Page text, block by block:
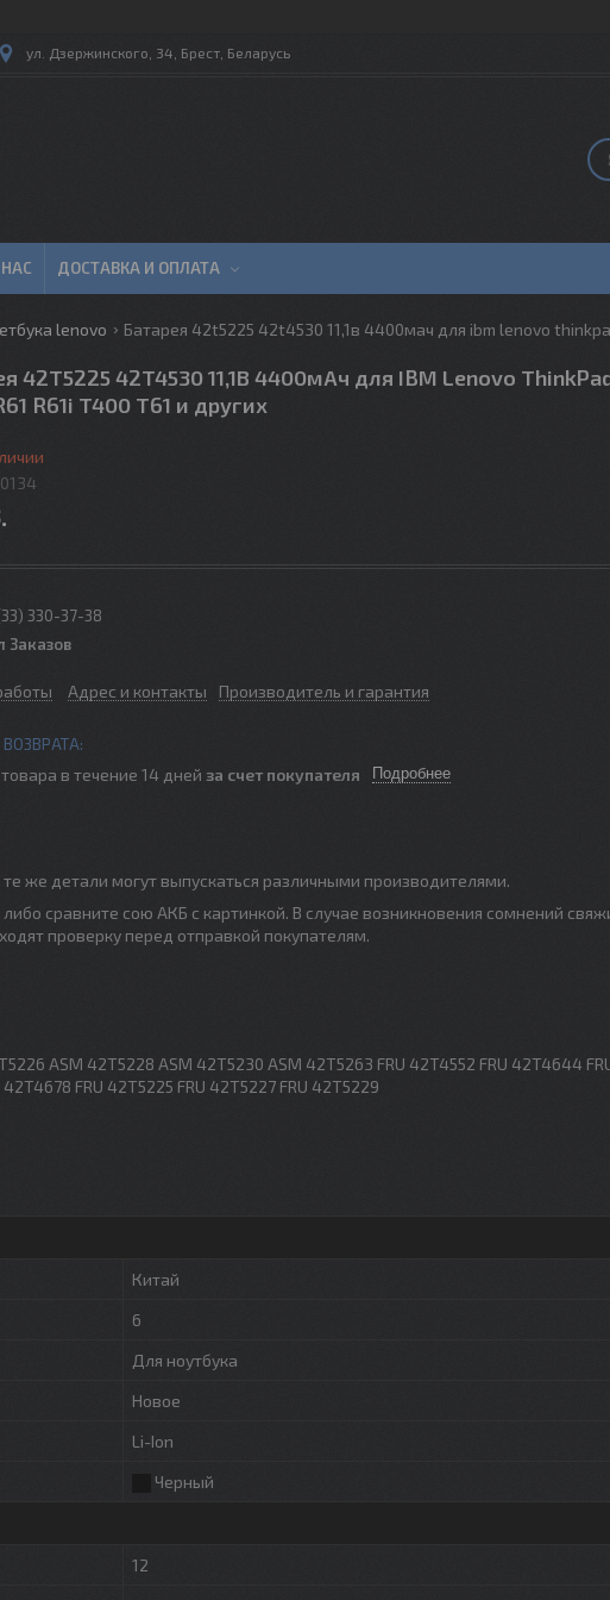
ул. Дзержинского, 34, Брест, Беларусь
ДОСТАВКА И ОПЛАТА
lenovo Батарея 42t5225 42t4530 11,1в 4400мач для ibm lenovo
42T5225 42T4530 11,1В 4400мАч для IBM Lenovo
R61i T400 T61 и других
330-37-38
Заказов
Адрес и контакты Производитель и гарантия
в течение 14 дней за счет покупателя Подробнее
же детали могут выпускаться различными производителями.
сравните сою АКБ с картинкой. В случае возникновения сомнений
проверку перед отправкой покупателям.
ASM 42T5228 ASM 42T5230 ASM 42T5263 FRU 42T4552 FRU 42T4644
FRU 42T5225 FRU 42T5227 FRU 42T5229
Китай
6
Для ноутбука
Новое
Li-Ion
Черный
12